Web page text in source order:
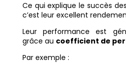
Ce qui explique le succès des
c’est leur excellent
Leur performance est
grâce au coefficient de
Par exemple :